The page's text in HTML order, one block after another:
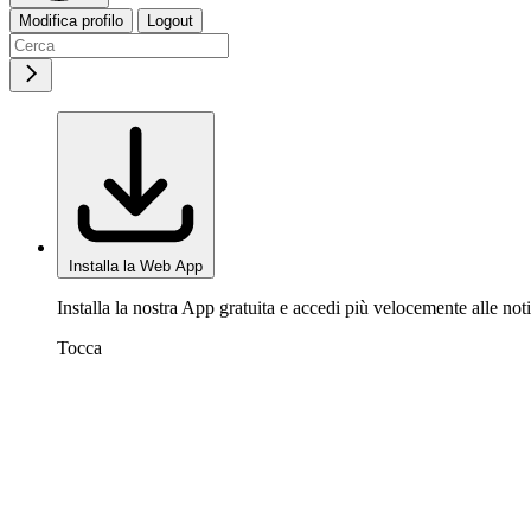
Modifica profilo Logout
Installa la Web App
Installa la nostra App gratuita e accedi più velocemente alle
Tocca